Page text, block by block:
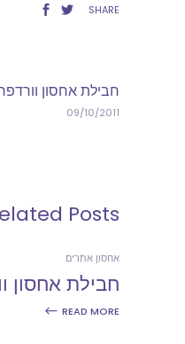
SHARE
חבילת אחסון
09/10/2011
Posts
אחסון אתרים
חבילת אחסון
READ MORE